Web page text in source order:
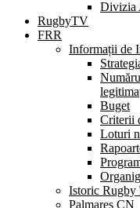
Divizia
RugbyTV
FRR
Informații de
Buget
Criterii
Loturi
Istoric Rugby
Palmares CN